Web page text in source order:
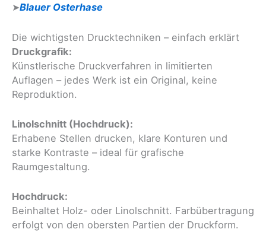
➤Blauer Osterhase
Die wichtigsten Drucktechniken – einfach erklärt
Druckgrafik:
Künstlerische Druckverfahren in limitierten
Auflagen – jedes Werk ist ein Original, keine
Reproduktion.
Linolschnitt (Hochdruck):
Erhabene Stellen drucken, klare Konturen und
starke Kontraste – ideal für grafische
Raumgestaltung.
Hochdruck:
Beinhaltet Holz- oder Linolschnitt. Farbübertragung
erfolgt von den obersten Partien der Druckform.